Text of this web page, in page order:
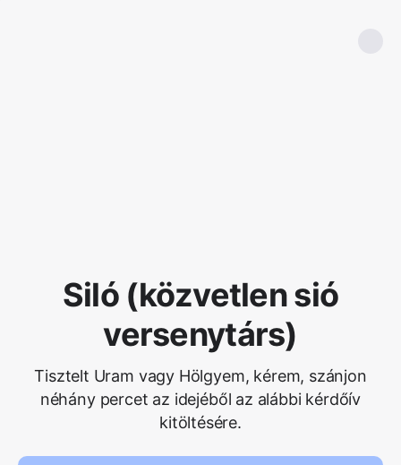
Siló (közvetlen sió
versenytárs)
Tisztelt Uram vagy Hölgyem, kérem, szánjon
néhány percet az idejéből az alábbi kérdőív
kitöltésére.